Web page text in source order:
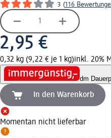
3 (116
2,95 €
0,32 kg (9,22 € je 1 kg)inkl. 20%
dm
In den Warenkorb
Momentan nicht lieferbar